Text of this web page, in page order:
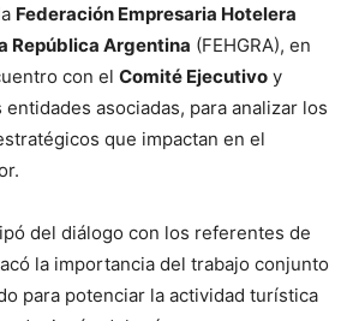
Federación Empresaria Hotelera
República Argentina (FEHGRA), en
con el Comité Ejecutivo y
asociadas, para analizar los
que impactan en el
del diálogo con los referentes de
la importancia del trabajo conjunto
para potenciar la actividad turística